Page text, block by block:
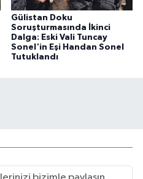
Gülistan Doku
Soruşturmasında İkinci
Dalga: Eski Vali Tuncay
Sonel'in Eşi Handan Sonel
Tutuklandı